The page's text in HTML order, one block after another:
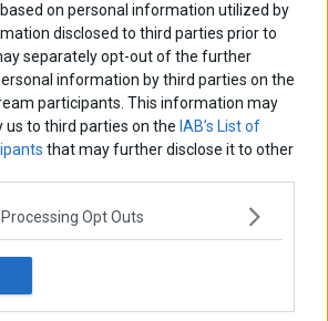
on personal information utilized by
disclosed to third parties prior to
separately opt-out of the further
information by third parties on the
participants. This information may
us to third parties on the IAB’s List of
that may further disclose it to other
Opt Outs